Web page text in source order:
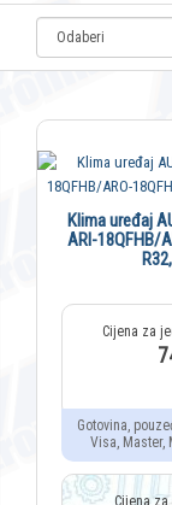
Klima uređaj
ARI-18QFHB/
Gotovina,
Visa, Master,